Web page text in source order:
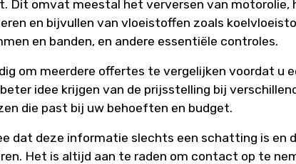
Dit omvat meestal het verversen van motorolie,
en bijvullen van vloeistoffen zoals
en banden, en andere essentiële controles.
om meerdere offertes te vergelijken voordat u
idee krijgen van de prijsstelling bij
die past bij uw behoeften en budget.
dat deze informatie slechts een schatting is en
Het is altijd aan te raden om contact op te